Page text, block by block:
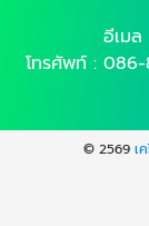
อีเมล
โทรศัพท์ : 086-
© 2569เ